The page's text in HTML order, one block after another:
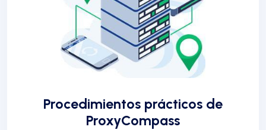
Procedimientos prácticos de
ProxyCompass